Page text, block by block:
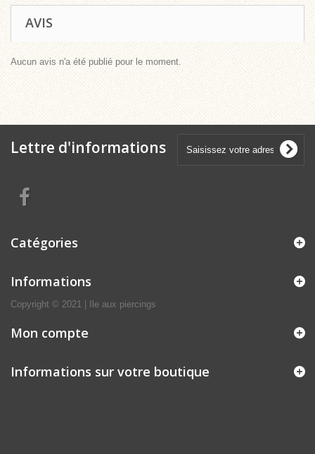
AVIS
Aucun avis n'a été publié pour le moment.
Lettre d'informations
Catégories
Informations
Copyright © 2021 | Ile aux piercings
Mon compte
Informations sur votre boutique